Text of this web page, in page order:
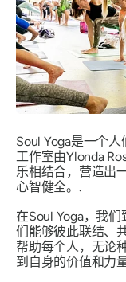
Soul Yoga是一个
工作室由Ylonda
乐相结合，营造出
心智健全。.
在Soul Yoga，我
们能够彼此联结、
帮助每个人，无论
到自身的价值和力